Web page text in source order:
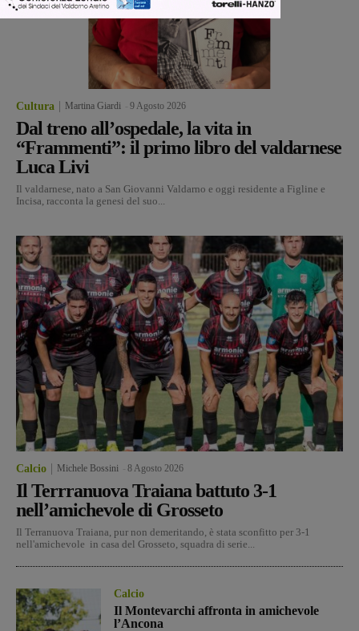
Cultura Martina Giardi 9 Agosto 2026
Dal treno all’ospedale, la vita in
“Frammenti”: il primo libro del valdarnese
Luca Livi
Il valdarnese, nato a San Giovanni Valdarno e oggi residente a Figline e
Incisa, racconta la genesi del suo...
Calcio Michele Bossini 8 Agosto 2026
Il Terrranuova Traiana battuto 3-1
nell’amichevole di Grosseto
Il Terranuova Traiana, pur non demeritando, è stata sconfitto per 3-1
nell'amichevole in casa del Grosseto, squadra di serie...
Calcio
Il Montevarchi affronta in amichevole
l’Ancona